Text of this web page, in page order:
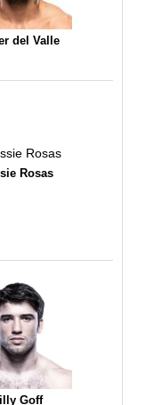
del Valle
Rosas
Goff